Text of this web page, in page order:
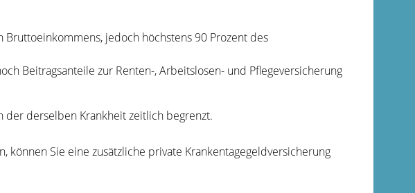
jedoch höchstens 90 Prozent des
Beitragsanteile zur Renten-, Arbeitslosen- und Pflegeversicherung
der derselben Krankheit zeitlich begrenzt.
können Sie eine zusätzliche private Krankentagegeldversicherung